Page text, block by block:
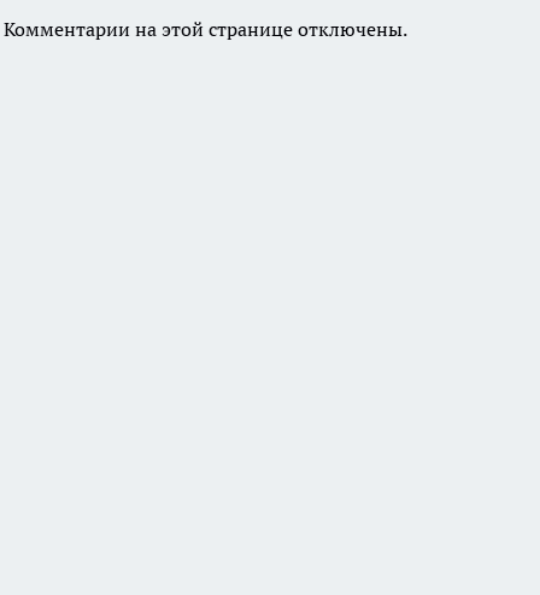
Комментарии на этой странице отключены.